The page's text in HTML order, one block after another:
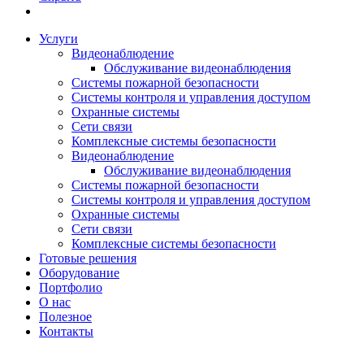
Услуги
Видеонаблюдение
Обслуживание видеонаблюдения
Системы пожарной безопасности
Системы контроля и управления доступом
Охранные системы
Сети связи
Комплексные системы безопасности
Видеонаблюдение
Обслуживание видеонаблюдения
Системы пожарной безопасности
Системы контроля и управления доступом
Охранные системы
Сети связи
Комплексные системы безопасности
Готовые решения
Оборудование
Портфолио
О нас
Полезное
Контакты